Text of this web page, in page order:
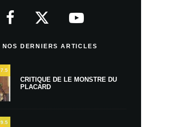
NOS DERNIERS ARTICLES
7.5
CRITIQUE DE LE MONSTRE DU
PLACARD
9.5